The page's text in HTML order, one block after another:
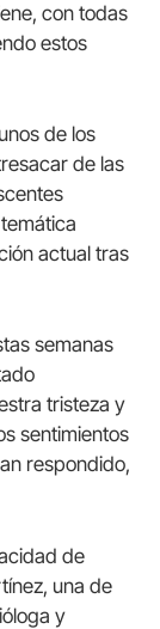
con todas
estos
de los
de las
actual tras
semanas
tristeza y
sentimientos
respondido,
de
una de
y